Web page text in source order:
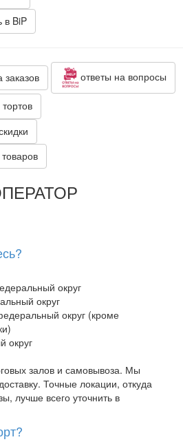
в BiP
заказов ответы на вопросы
округ
округ
округ (кроме
округ
залов и самовывоза. Мы
Точные локации, откуда
лучше всего уточнить в